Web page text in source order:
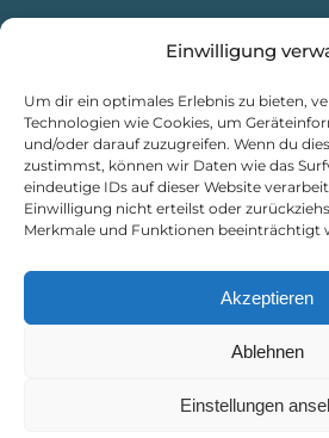
Einwilligung
Um dir ein optimales Erlebnis zu bieten,
Technologien wie Cookies, um
und/oder darauf zuzugreifen. Wenn du
zustimmst, können wir Daten wie das
eindeutige IDs auf dieser Website
Einwilligung nicht erteilst oder
Merkmale und Funktionen beeinträchtigt
Akzeptieren
Ablehnen
Einstellungen
Natur- und Geopark Steirische
8933 St. Gallen, Markt 35
+43 3632 7714
naturpark@eisenwurzen.com
www.eisenwurzen.com
Datenschutz |Cookie-